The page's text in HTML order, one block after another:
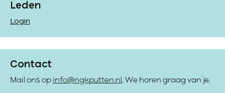
Leden
Login
Contact
Mail ons op info@ngkputten.nl . We horen graag van je.